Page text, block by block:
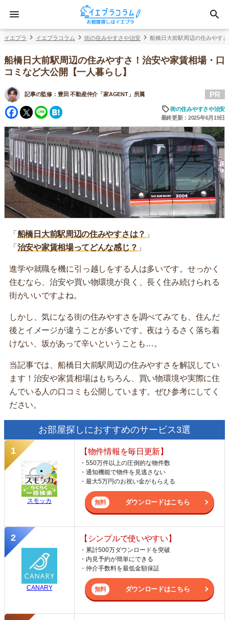
イエプラ イエプラコラム 街の住みやすさや治安 船橋日大前駅周辺の住みやす
船橋日大前駅周辺の住みやすさ！治安や家賃相場・口
コミなど大公開【一人暮らし】
記事の監修： 豊田 不動産仲介「家AGENT」所属
Facebook
Twitter
Line
PR
街の住みやすさや治安
最終更新：2025年6月19日
「 船橋日大前駅周辺の住みやすさは？ 」
「 治安や家賃相場ってどんな感じ？ 」
進学や就職を機に引っ越しをする人は多いです。せっかく
住むなら、治安や買い物環境が良く、長く住み続けられる
街がいいですよね。
しかし、気になる街の住みやすさを調べてみても、住んだ
後とイメージが違うことが多いです。夜はうるさく落ち着
けない、坂があって辛いということも…。
当記事では、船橋日大前駅周辺の住みやすさを解説してい
ます！治安や家賃相場はもちろん、買い物環境や実際に住
んでいる人の口コミも公開しています。ぜひ参考にしてく
ださい。
お部屋探しにおすすめのサービス3選
スモッカ
【物件情報を毎日更新】
・550万件以上の圧倒的な物件数
・通知機能で物件を見逃さない
・最大5万円のお祝い金がもらえる
ダウンロードはこちら
CANARY
【シンプルで使いやすい】
・累計500万ダウンロードを突破
・内見予約が簡単にできる
・仲介手数料を最低金額保証
ダウンロードはこちら